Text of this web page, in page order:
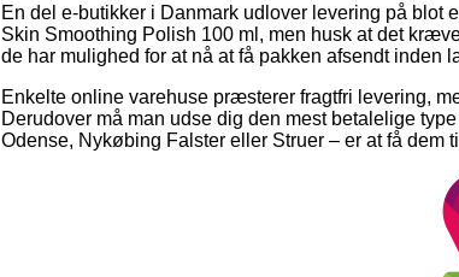
En del e-butikker i Danmark udlover levering på blot
Skin Smoothing Polish 100 ml, men husk at det
de har mulighed for at nå at få pakken afsendt inden
Enkelte online varehuse præsterer fragtfri levering,
Derudover må man udse dig den mest betalelige
Odense, Nykøbing Falster eller Struer – er at få dem